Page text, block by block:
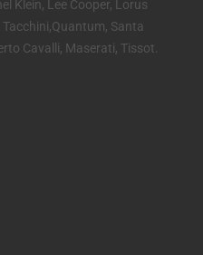
Klein, Lee Cooper, Lorus
Santa
Cavalli, Maserati, Tissot.